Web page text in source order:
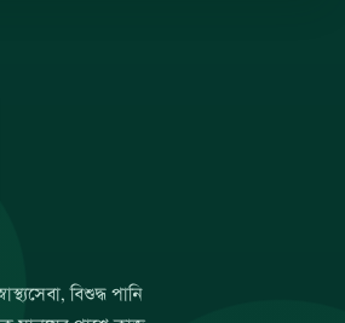
বিশুদ্ধ পানি